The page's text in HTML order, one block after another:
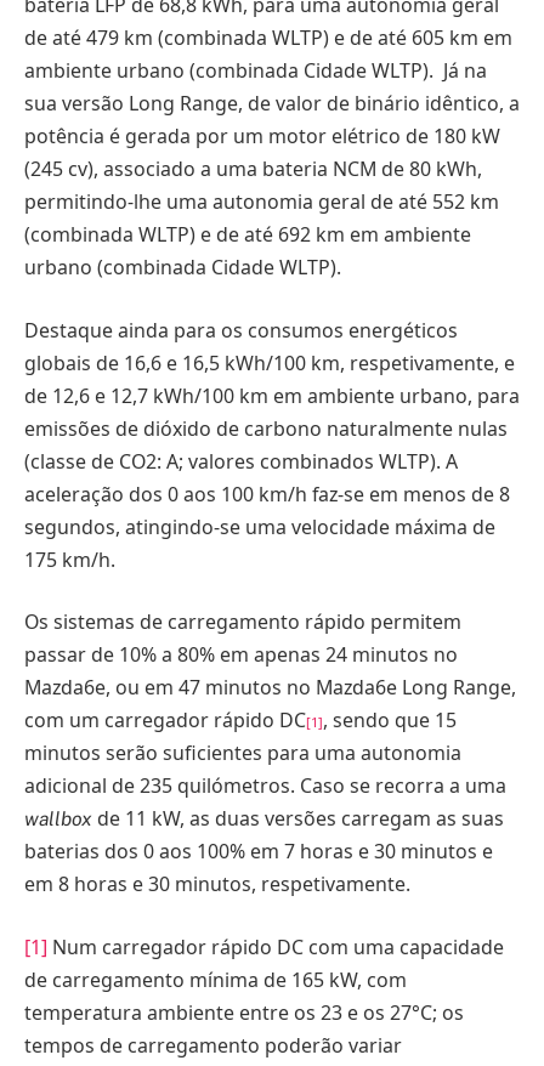
de até 479 km (combinada WLTP) e de até 605 km em
ambiente urbano (combinada Cidade WLTP). Já na
sua versão Long Range, de valor de binário idêntico, a
potência é gerada por um motor elétrico de 180 kW
(245 cv), associado a uma bateria NCM de 80 kWh,
permitindo-lhe uma autonomia geral de até 552 km
(combinada WLTP) e de até 692 km em ambiente
urbano (combinada Cidade WLTP).
Destaque ainda para os consumos energéticos
globais de 16,6 e 16,5 kWh/100 km, respetivamente, e
de 12,6 e 12,7 kWh/100 km em ambiente urbano, para
emissões de dióxido de carbono naturalmente nulas
(classe de CO2: A; valores combinados WLTP). A
aceleração dos 0 aos 100 km/h faz-se em menos de 8
segundos, atingindo-se uma velocidade máxima de
175 km/h.
Os sistemas de carregamento rápido permitem
passar de 10% a 80% em apenas 24 minutos no
Mazda6e, ou em 47 minutos no Mazda6e Long Range,
com um carregador rápido DC[1], sendo que 15
minutos serão suficientes para uma autonomia
adicional de 235 quilómetros. Caso se recorra a uma
wallbox de 11 kW, as duas versões carregam as suas
baterias dos 0 aos 100% em 7 horas e 30 minutos e
em 8 horas e 30 minutos, respetivamente.
[1] Num carregador rápido DC com uma capacidade
de carregamento mínima de 165 kW, com
temperatura ambiente entre os 23 e os 27°C; os
tempos de carregamento poderão variar